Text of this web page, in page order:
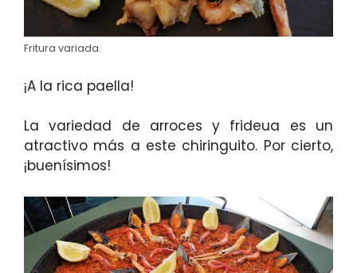
Fritura variada.
¡A la rica paella!
La variedad de arroces y frideua es un
atractivo más a este chiringuito. Por cierto,
¡buenísimos!